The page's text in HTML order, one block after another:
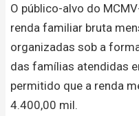
O público-alvo do
renda familiar bruta
organizadas sob a
das famílias atendidas
permitido que a renda
4.400,00 mil.